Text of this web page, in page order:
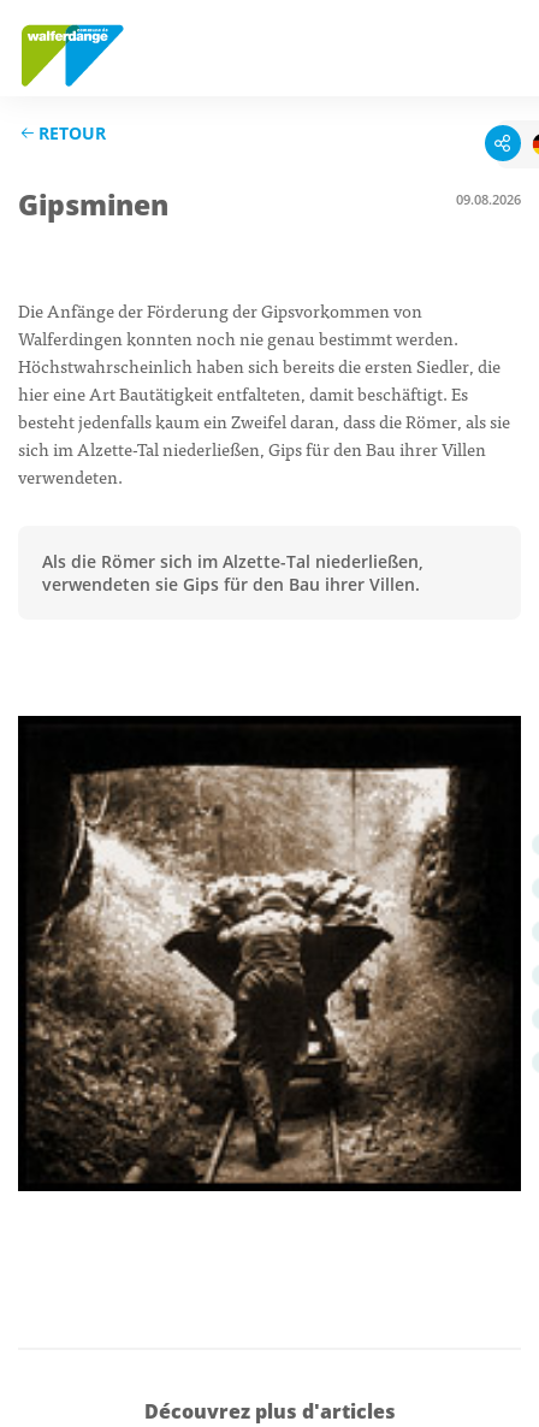
RETOUR
Gipsminen 09.08.2026
Die Anfänge der Förderung der Gipsvorkommen von
Walferdingen konnten noch nie genau bestimmt werden.
Höchstwahrscheinlich haben sich bereits die ersten Siedler, die
hier eine Art Bautätigkeit entfalteten, damit beschäftigt. Es
besteht jedenfalls kaum ein Zweifel daran, dass die Römer, als sie
sich im Alzette-Tal niederließen, Gips für den Bau ihrer Villen
verwendeten.
Als die Römer sich im Alzette-Tal niederließen,
verwendeten sie Gips für den Bau ihrer Villen.
Découvrez plus d'articles